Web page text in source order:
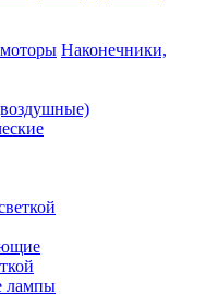
Наконечники,